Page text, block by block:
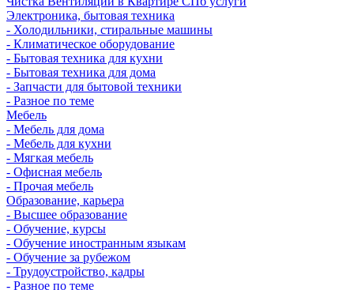
Электроника, бытовая техника
- Холодильники, стиральные машины
- Климатическое оборудование
- Бытовая техника для кухни
- Бытовая техника для дома
- Запчасти для бытовой техники
- Разное по теме
Мебель
- Мебель для дома
- Мебель для кухни
- Мягкая мебель
- Офисная мебель
- Прочая мебель
Образование, карьера
- Высшее образование
- Обучение, курсы
- Обучение иностранным языкам
- Обучение за рубежом
- Трудоустройство, кадры
- Разное по теме